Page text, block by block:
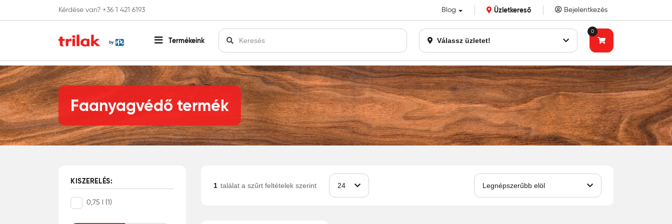
Kérdése van? +36 1 421 6193 Blog Üzletkereső Bejelentkezés
Termékeink Válassz üzletet!
0
Fontos tájékoztatás! Webshopunk hamarosan bezárásra kerül. Kérjük, új rendelést már ne adjon le. Köszönjük eddigi bizalmát!
Faanyagvédő termék
KISZERELÉS:
0,75 l (1)
találat a szűrt feltételek szerint
1 24 Legnépszerűbb elöl